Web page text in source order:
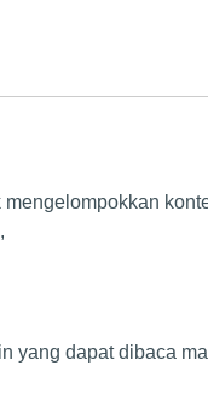
yang dapat dibaca